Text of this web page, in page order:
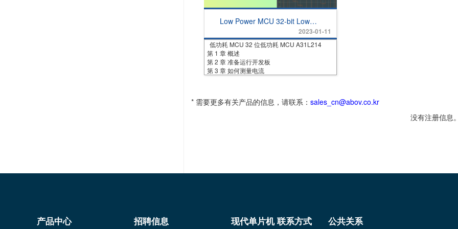
Low Power MCU 32-bit Low
2023-01-11
低功耗 MCU 32 位低功耗 MCU A31L214
第 1 章 概述
第 2 章 准备运行开发板
第 3 章 如何测量电流
* 需要更多有关产品的信息，请联系： sales_cn@abov.co.kr
没有注册信息
产品中心 招聘信息 现代单片机 联系方式 公共关系